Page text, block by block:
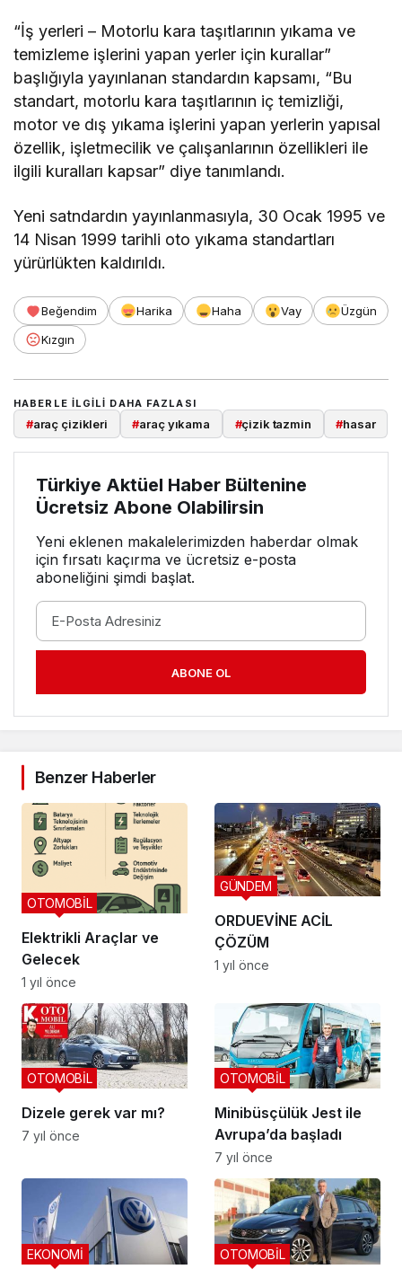
“İş yerleri – Motorlu kara taşıtlarının yıkama ve
temizleme işlerini yapan yerler için kurallar”
başlığıyla yayınlanan standardın kapsamı, “Bu
standart, motorlu kara taşıtlarının iç temizliği,
motor ve dış yıkama işlerini yapan yerlerin yapısal
özellik, işletmecilik ve çalışanlarının özellikleri ile
ilgili kuralları kapsar” diye tanımlandı.
Yeni satndardın yayınlanmasıyla, 30 Ocak 1995 ve
14 Nisan 1999 tarihli oto yıkama standartları
yürürlükten kaldırıldı.
Beğendim Harika Haha Vay
Üzgün
Kızgın
HABERLE ILGILI DAHA FAZLASI
#araç çizikleri #araç yıkama #çizik tazmin #hasar
Türkiye Aktüel Haber Bültenine
Ücretsiz Abone Olabilirsin
Yeni eklenen makalelerimizden haberdar olmak
için fırsatı kaçırma ve ücretsiz e-posta
aboneliğini şimdi başlat.
ABONE OL
Benzer Haberler
Elektrikli Araçlar ve
Gelecek
OTOMOBİL
1 yıl önce
ORDUEVİNE ACİL
ÇÖZÜM
GÜNDEM
1 yıl önce
Dizele gerek var mı?
OTOMOBİL
7 yıl önce
Minibüsçülük Jest ile
Avrupa’da başladı
OTOMOBİL
7 yıl önce
EKONOMİ OTOMOBİL